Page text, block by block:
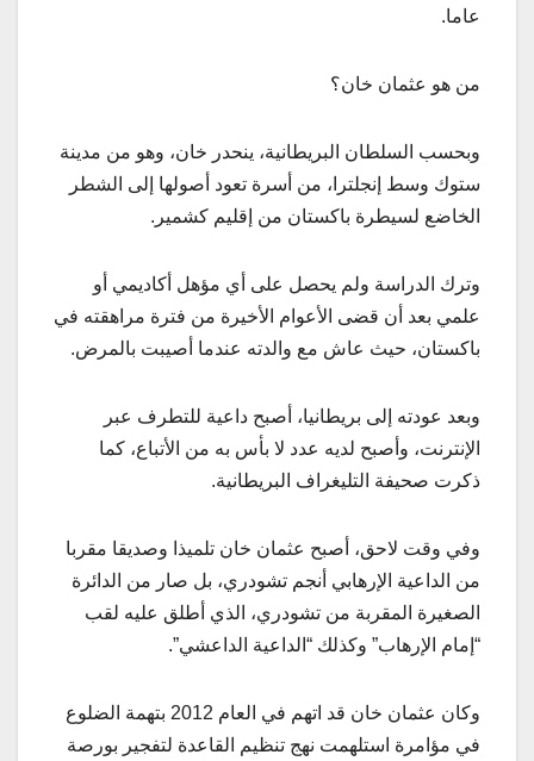
عاما.
من هو عثمان خان؟
وبحسب السلطان البريطانية، ينحدر خان، وهو من مدينة
ستوك وسط إنجلترا، من أسرة تعود أصولها إلى الشطر
الخاضع لسيطرة باكستان من إقليم كشمير.
وترك الدراسة ولم يحصل على أي مؤهل أكاديمي أو
علمي بعد أن قضى الأعوام الأخيرة من فترة مراهقته في
باكستان، حيث عاش مع والدته عندما أصيبت بالمرض.
وبعد عودته إلى بريطانيا، أصبح داعية للتطرف عبر
الإنترنت، وأصبح لديه عدد لا بأس به من الأتباع، كما
ذكرت صحيفة التليغراف البريطانية.
وفي وقت لاحق، أصبح عثمان خان تلميذا وصديقا مقربا
من الداعية الإرهابي أنجم تشودري، بل صار من الدائرة
الصغيرة المقربة من تشودري، الذي أطلق عليه لقب
“إمام الإرهاب” وكذلك “الداعية الداعشي”.
وكان عثمان خان قد اتهم في العام 2012 بتهمة الضلوع
في مؤامرة استلهمت نهج تنظيم القاعدة لتفجير بورصة